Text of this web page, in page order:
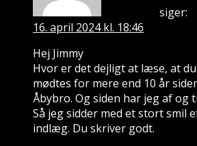
siger:
16. april 2024 kl. 18:46
Hej Jimmy
Hvor er det dejligt at læse, at
mødtes for mere end 10 år
Åbybro. Og siden har jeg af og
Så jeg sidder med et stort smil
indlæg. Du skriver godt.